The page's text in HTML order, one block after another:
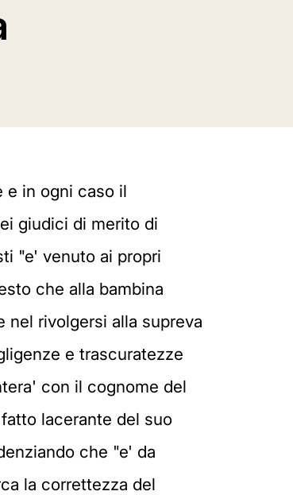
e in ogni caso il
giudici di merito di
"e' venuto ai propri
che alla bambina
rivolgersi alla supreva
e trascuratezze
con il cognome del
lacerante del suo
che "e' da
la correttezza del